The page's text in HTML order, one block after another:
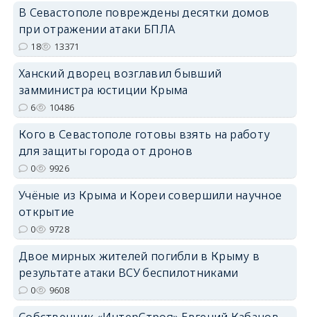
erid: 2SDnjdPjgYS
erid: 2SDnjdvhGXG
В Севастополе повреждены десятки домов
при отражении атаки БПЛА
18 13371
Ханский дворец возглавил бывший
замминистра юстиции Крыма
6 10486
Кого в Севастополе готовы взять на работу
для защиты города от дронов
0 9926
Учёные из Крыма и Кореи совершили научное
открытие
0 9728
Двое мирных жителей погибли в Крыму в
результате атаки ВСУ беспилотниками
0 9608